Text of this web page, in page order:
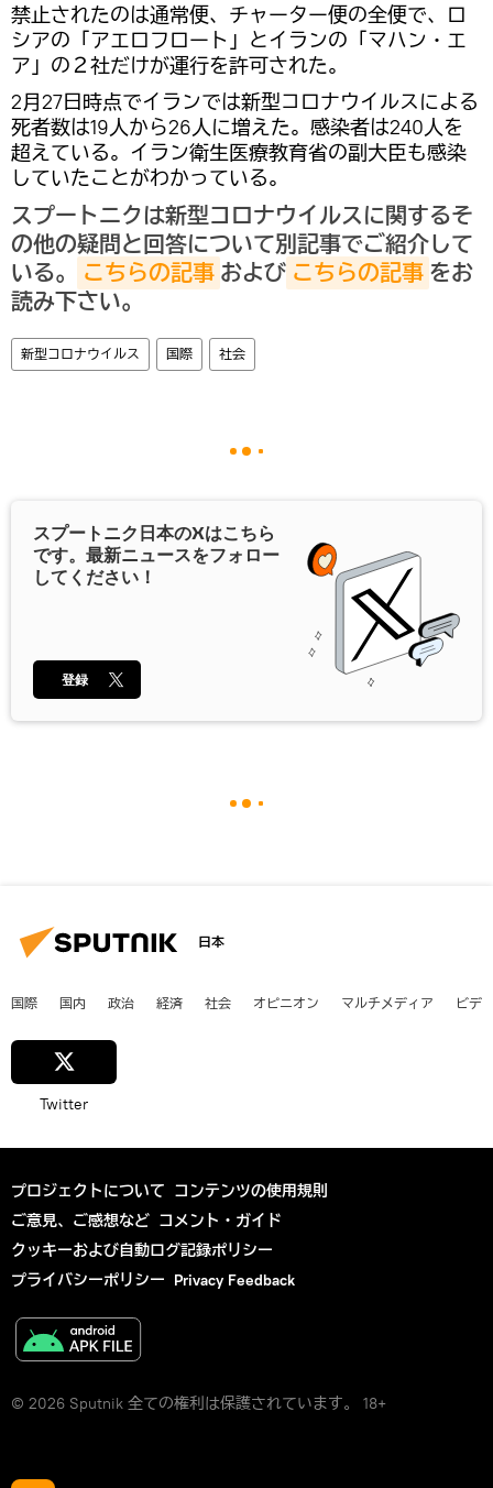
禁止されたのは通常便、チャーター便の全便で、ロ
シアの「アエロフロート」とイランの「マハン・エ
ア」の２社だけが運行を許可された。
2月27日時点でイランでは新型コロナウイルスによる
死者数は19人から26人に増えた。感染者は240人を
超えている。イラン衛生医療教育省の副大臣も感染
していたことがわかっている。
スプートニクは新型コロナウイルスに関するそ
の他の疑問と回答について別記事でご紹介して
いる。
こちらの記事 および こちらの記事 をお
読み下さい。
新型コロナウイルス 国際 社会
スプートニク日本のXはこちら
です。最新ニュースをフォロー
してください！
登録
日本
国際 国内 政治 経済 社会 オピニオン マルチメディア ビデ
Twitter
プロジェクトについて コンテンツの使用規則
ご意見、ご感想など コメント・ガイド
クッキーおよび自動ログ記録ポリシー
プライバシーポリシー Privacy Feedback
© 2026 Sputnik 全ての権利は保護されています。 18+